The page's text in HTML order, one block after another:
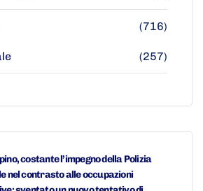
(716)
(257)
costante l’impegno della Polizia
nel contrasto alle occupazioni